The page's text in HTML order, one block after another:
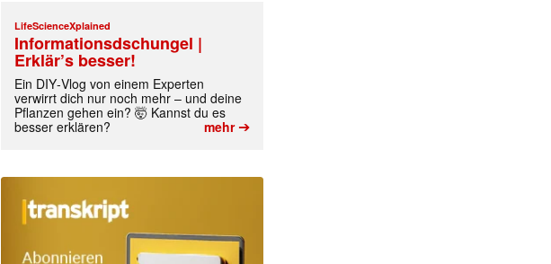
LifeScienceXplained
Informationsdschungel |
Erklär’s besser!
Ein DIY‑Vlog von einem Experten
verwirrt dich nur noch mehr – und deine
Pflanzen gehen ein? 🤯 Kannst du es
besser erklären?
mehr➔